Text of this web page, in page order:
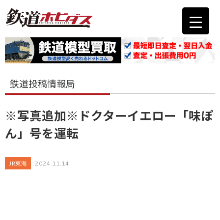
鉄道投稿情報局
※写真追加※ドクターイエロー「味ぽ
ん」号を運転
JR東海 2024.11.14